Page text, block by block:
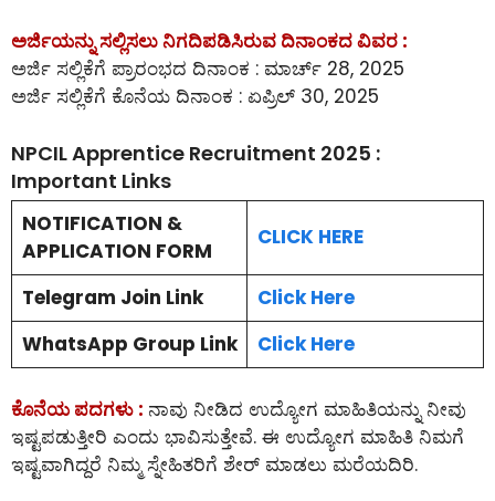
ಅರ್ಜಿಯನ್ನು ಸಲ್ಲಿಸಲು ನಿಗದಿಪಡಿಸಿರುವ ದಿನಾಂಕದ ವಿವರ :
ಅರ್ಜಿ ಸಲ್ಲಿಕೆಗೆ ಪ್ರಾರಂಭದ ದಿನಾಂಕ : ಮಾರ್ಚ್ 28, 2025
ಅರ್ಜಿ ಸಲ್ಲಿಕೆಗೆ ಕೊನೆಯ ದಿನಾಂಕ : ಏಪ್ರಿಲ್ 30, 2025
NPCIL Apprentice Recruitment 2025 :
Important Links
NOTIFICATION &
APPLICATION FORM
CLICK HERE
Telegram Join Link
Click Here
WhatsApp Group Link
Click Here
ಕೊನೆಯ ಪದಗಳು : ನಾವು ನೀಡಿದ ಉದ್ಯೋಗ ಮಾಹಿತಿಯನ್ನು ನೀವು
ಇಷ್ಟಪಡುತ್ತೀರಿ ಎಂದು ಭಾವಿಸುತ್ತೇವೆ. ಈ ಉದ್ಯೋಗ ಮಾಹಿತಿ ನಿಮಗೆ
ಇಷ್ಟವಾಗಿದ್ದರೆ ನಿಮ್ಮ ಸ್ನೇಹಿತರಿಗೆ ಶೇರ್ ಮಾಡಲು ಮರೆಯದಿರಿ.